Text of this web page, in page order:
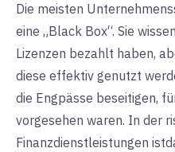
Die meisten
eine „Black Box“. Sie
Lizenzen bezahlt haben,
diese effektiv genutzt
die Engpässe beseitigen,
vorgesehen waren. In der
Finanzdienstleistungen ist